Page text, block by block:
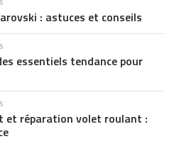
: astuces et conseils
essentiels tendance pour
et réparation volet roulant :